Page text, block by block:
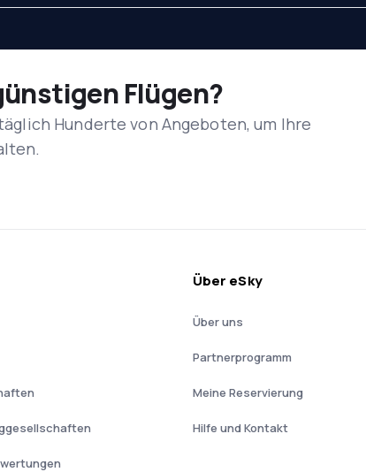
Flügen?
Hunderte von Angeboten, um Ihre
Über eSky
Über uns
Partnerprogramm
Meine Reservierung
Hilfe und Kontakt